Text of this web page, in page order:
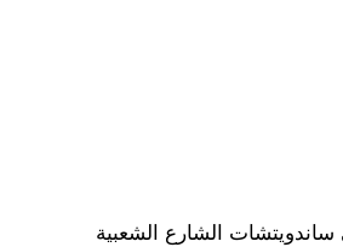
الشارع الشعبية